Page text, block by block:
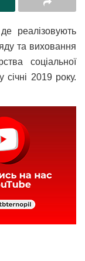
реалізовують
та виховання
соціальної
2019 року.